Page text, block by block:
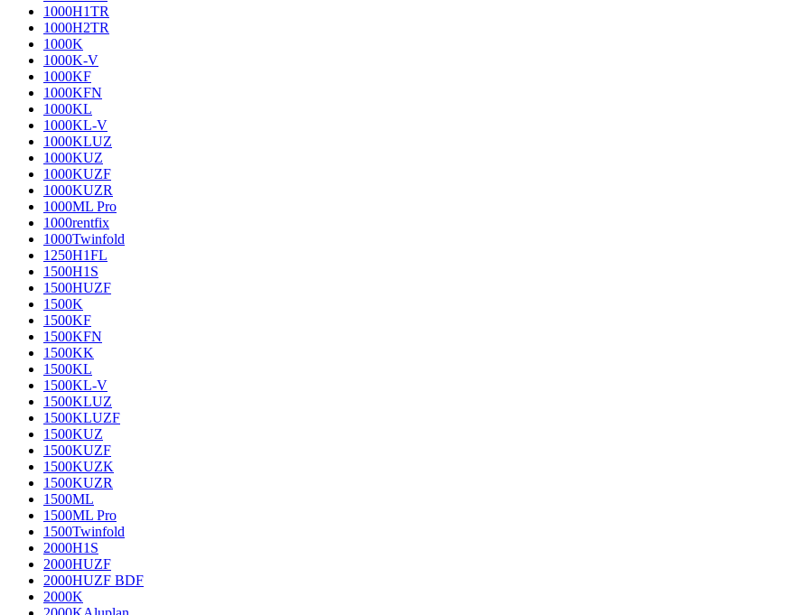
1000H1TR
1000H2TR
1000K
1000K-V
1000KF
1000KFN
1000KL
1000KL-V
1000KLUZ
1000KUZ
1000KUZF
1000KUZR
1000ML Pro
1000rentfix
1000Twinfold
1250H1FL
1500H1S
1500HUZF
1500K
1500KF
1500KFN
1500KK
1500KL
1500KL-V
1500KLUZ
1500KLUZF
1500KUZ
1500KUZF
1500KUZK
1500KUZR
1500ML
1500ML Pro
1500Twinfold
2000H1S
2000HUZF
2000HUZF BDF
2000K